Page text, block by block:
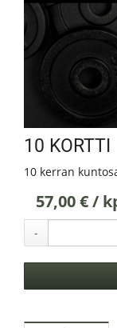
10 KORTTI
10 kerran
57,00 € /
-